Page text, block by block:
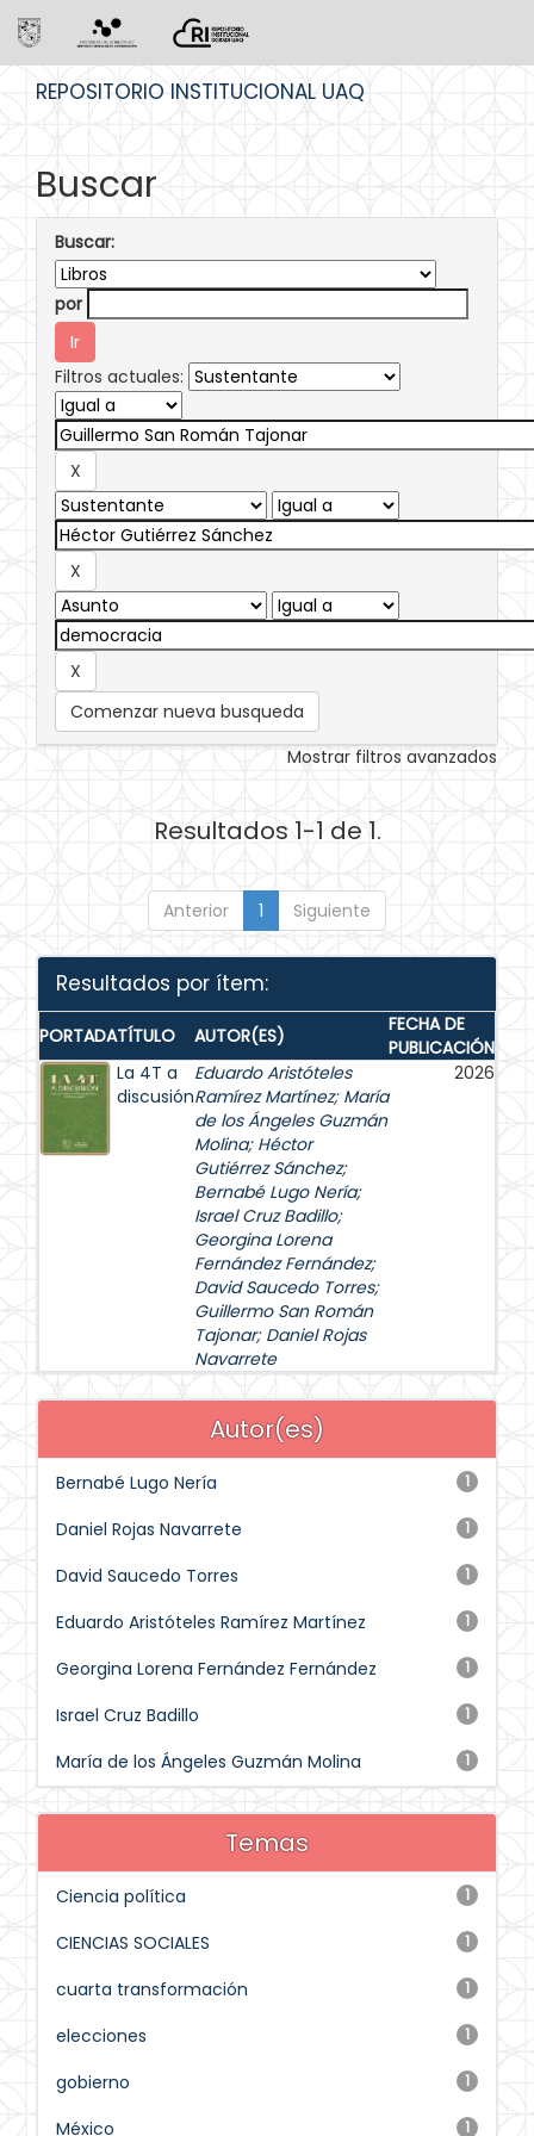
REPOSITORIO INSTITUCIONAL UAQ
Buscar
Buscar:
por
Filtros actuales:
Comenzar nueva busqueda
Mostrar filtros avanzados
Resultados 1-1 de 1.
Anterior 1 Siguiente
Resultados por ítem:
PORTADATÍTULO AUTOR(ES)
FECHA DE
PUBLICACIÓN
La 4T a
discusión
Eduardo Aristóteles
Ramírez Martínez; María
de los Ángeles Guzmán
Molina; Héctor
Gutiérrez Sánchez;
Bernabé Lugo Nería;
Israel Cruz Badillo;
Georgina Lorena
Fernández Fernández;
David Saucedo Torres;
Guillermo San Román
Tajonar; Daniel Rojas
Navarrete
2026
Autor(es)
1
Bernabé Lugo Nería
1
Daniel Rojas Navarrete
1
David Saucedo Torres
1
Eduardo Aristóteles Ramírez Martínez
1
Georgina Lorena Fernández Fernández
1
Israel Cruz Badillo
1
María de los Ángeles Guzmán Molina
Temas
1
Ciencia política
1
CIENCIAS SOCIALES
1
cuarta transformación
1
elecciones
1
gobierno
1
México